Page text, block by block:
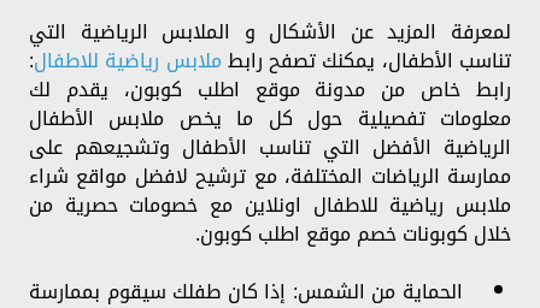
لمعرفة المزيد عن الأشكال و الملابس الرياضية التي
تناسب الأطفال، يمكنك تصفح رابطملابس رياضية للاطفال:
رابط خاص من مدونة موقع اطلب كوبون، يقدم لك
معلومات تفصيلية حول كل ما يخص ملابس الأطفال
الرياضية الأفضل التي تناسب الأطفال وتشجيعهم على
ممارسة الرياضات المختلفة، مع ترشيح لافضل مواقع شراء
ملابس رياضية للاطفال اونلاين مع خصومات حصرية من
خلال كوبونات خصم موقع اطلب كوبون.
الحماية من الشمس: إذا كان طفلك سيقوم بممارسة